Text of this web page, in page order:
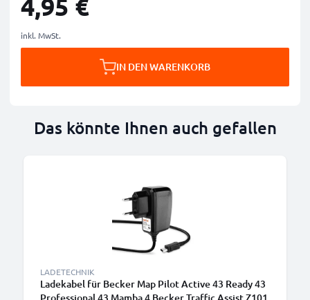
4,95 €
inkl. MwSt.
IN DEN WARENKORB
Das könnte Ihnen auch gefallen
LADETECHNIK
Ladekabel für Becker Map Pilot Active 43 Ready 43